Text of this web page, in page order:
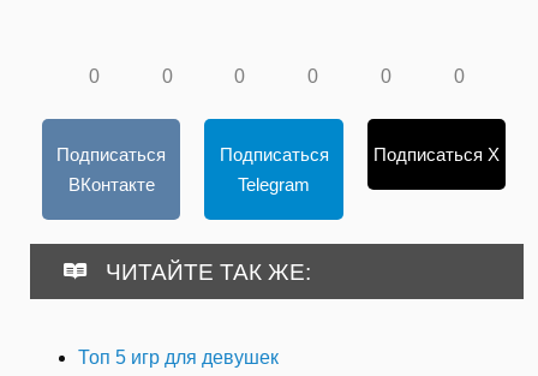
0 0 0 0 0 0
Подписаться
ВКонтакте
Подписаться
Telegram
Подписаться X
ЧИТАЙТЕ ТАК ЖЕ:
Топ 5 игр для девушек